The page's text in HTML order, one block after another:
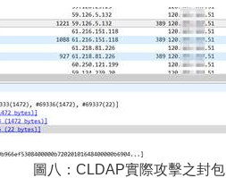
圖八：CLDAP實際攻擊之封包